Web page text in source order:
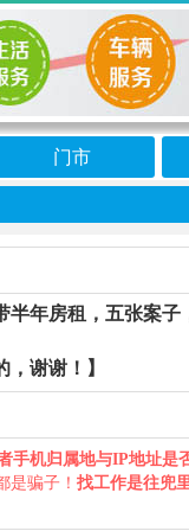
门市
年房租，五张案子
谢谢！】
手机归属地与IP地址是
是骗子！ 找工作是往兜